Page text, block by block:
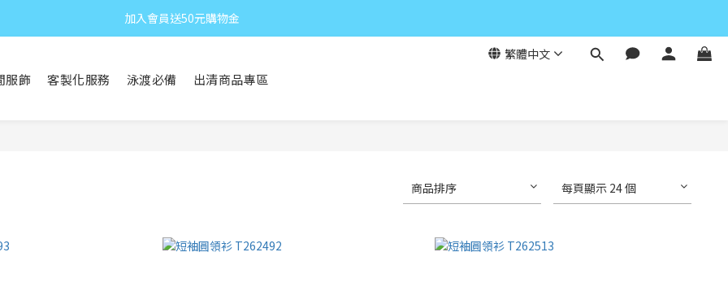
加入會員送50元購物金
繁體中文
服飾 客製化服務 泳渡必備 出清商品專區
商品排序 每頁顯示 24 個